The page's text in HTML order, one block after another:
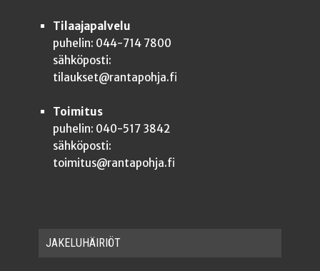
Tilaajapalvelu
puhelin: 044-714 7800
sähköposti:
tilaukset@rantapohja.fi
Toimitus
puhelin: 040-517 3842
sähköposti:
toimitus@rantapohja.fi
JAKE­LU­HÄI­RIÖT